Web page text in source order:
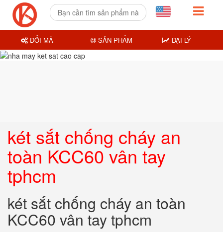
két sắt chống cháy an
toàn KCC60 vân tay
tphcm
két sắt chống cháy an toàn
KCC60 vân tay tphcm
ĐỔI MÃ SẢN PHẨM ĐẠI LÝ